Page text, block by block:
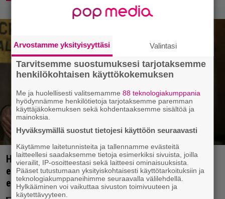
Huippuleffa suoratoistossa: DiCaprion
ensimmäinen päärooli – ja Tobey Maguiren
ensimmäinen elokuvaesiintyminen
Arvostamme yksityisyyttäsi Valintasi
Tarvitsemme suostumuksesi tarjotaksemme
henkilökohtaisen käyttökokemuksen
Me ja huolellisesti valitsemamme88 teknologiakumppania
hyödynnämme henkilötietoja tarjotaksemme paremman
käyttäjäkokemuksen sekä kohdentaaksemme sisältöä ja
mainoksia.
Hyväksymällä suostut tietojesi käyttöön seuraavasti
Käytämme laitetunnisteita ja tallennamme evästeitä
laitteellesi saadaksemme tietoja esimerkiksi sivuista, joilla
vierailit, IP-osoitteestasi sekä laitteesi ominaisuuksista.
Pääset tutustumaan yksityiskohtaisesti käyttötarkoituksiin ja
teknologiakumppaneihimme seuraavalla välilehdellä.
Hylkääminen voi vaikuttaa sivuston toimivuuteen ja
käytettävyyteen.